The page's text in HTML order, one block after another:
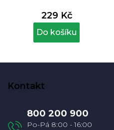
229 Kč
Do košíku
Kontakt
800 200 900